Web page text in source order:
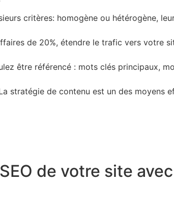
critères: homogène ou hétérogène,
de 20%, étendre le trafic vers votre
être référencé : mots clés principaux,
stratégie de contenu est un des moyens
de votre site